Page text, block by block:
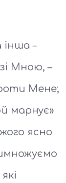
інша –
Мною, –
Мене;
марнує»
ясно